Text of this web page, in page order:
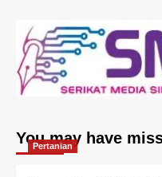
You may have
Pertanian